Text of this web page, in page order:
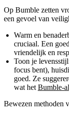
Op Bumble zetten
een gevoel van
Warm en
cruciaal. Een
vriendelijk en
Toon je
focus bent),
goed. Ze
wat het Bumble-
Bewezen methoden